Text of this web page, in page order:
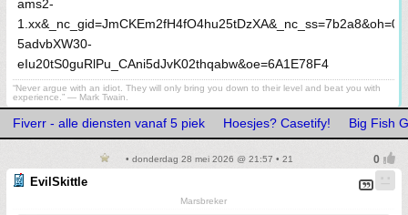
“Never argue with an idiot. They will only bring you down to their level and beat you with
experience.” ― Mark Twain.
Fiverr - alle diensten vanaf 5 piek Hoesjes? Casetify! Big Fish
• donderdag 28 mei 2026 @ 21:57 • 21
EvilSkittle
Marsbreker